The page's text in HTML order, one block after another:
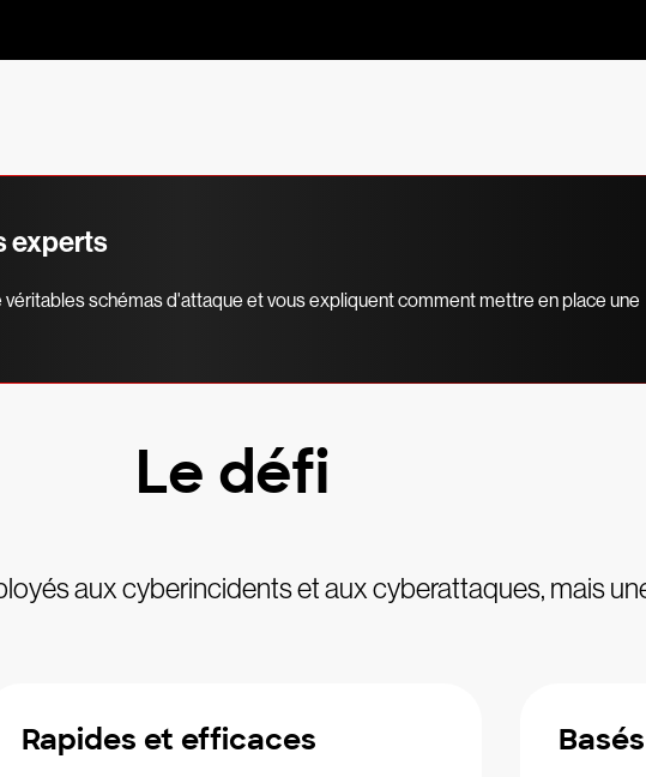
experts
schémas d'attaque et vous expliquent comment mettre en place une
Le défi
aux cyberincidents et aux cyberattaques, mais
Rapides et efficaces